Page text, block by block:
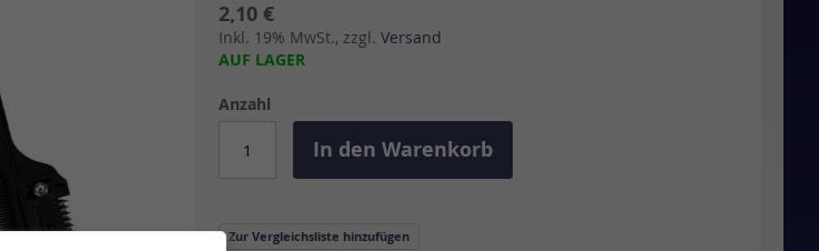
2,10 €
Inkl. 19% MwSt., zzgl. Versand
AUF LAGER
Anzahl
In den Warenkorb
Zur Vergleichsliste hinzufügen